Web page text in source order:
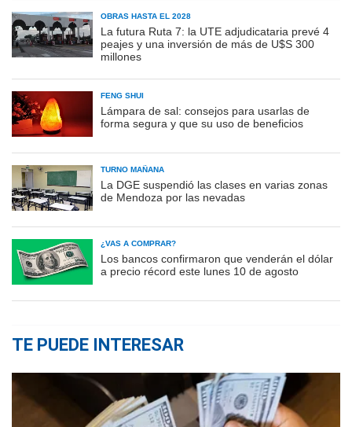
OBRAS HASTA EL 2028
La futura Ruta 7: la UTE adjudicataria prevé 4
peajes y una inversión de más de U$S 300
millones
FENG SHUI
Lámpara de sal: consejos para usarlas de
forma segura y que su uso de beneficios
TURNO MAÑANA
La DGE suspendió las clases en varias zonas
de Mendoza por las nevadas
¿VAS A COMPRAR?
Los bancos confirmaron que venderán el dólar
a precio récord este lunes 10 de agosto
TE PUEDE INTERESAR